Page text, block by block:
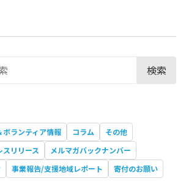
検索
ボランティア情報 コラム
その他
スリリース
メルマガバックナンバー
事業報告/支援地域レポート
寄付のお願い